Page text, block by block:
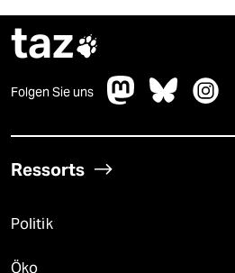
taz
Folgen Sie uns
Ressorts
Politik
Öko